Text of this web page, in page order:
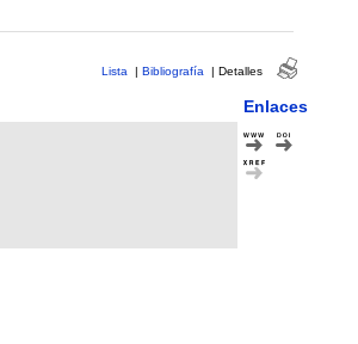
Lista | Bibliografía | Detalles
Enlaces